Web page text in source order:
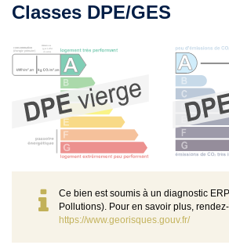
Classes DPE/GES
Ce bien est soumis à un diagnostic
Pollutions). Pour en savoir plus,
https://www.georisques.gouv.fr/